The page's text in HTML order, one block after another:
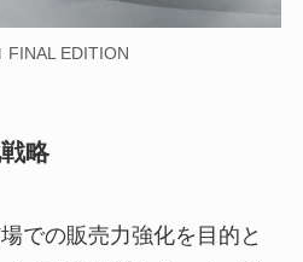
FINAL EDITION
略
での販売力強化を目的と